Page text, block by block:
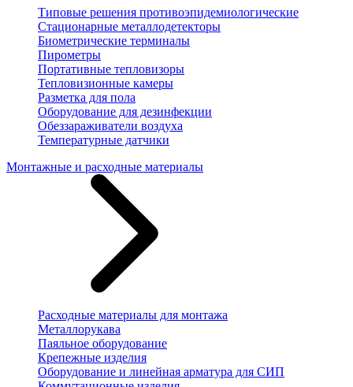
Типовые решения противоэпидемиологические
Стационарные металлодетекторы
Биометрические терминалы
Пирометры
Портативные тепловизоры
Тепловизионные камеры
Разметка для пола
Оборудование для дезинфекции
Обеззараживатели воздуха
Температурные датчики
Монтажные и расходные материалы
Расходные материалы для монтажа
Металлорукава
Паяльное оборудование
Крепежные изделия
Оборудование и линейная арматура для СИП